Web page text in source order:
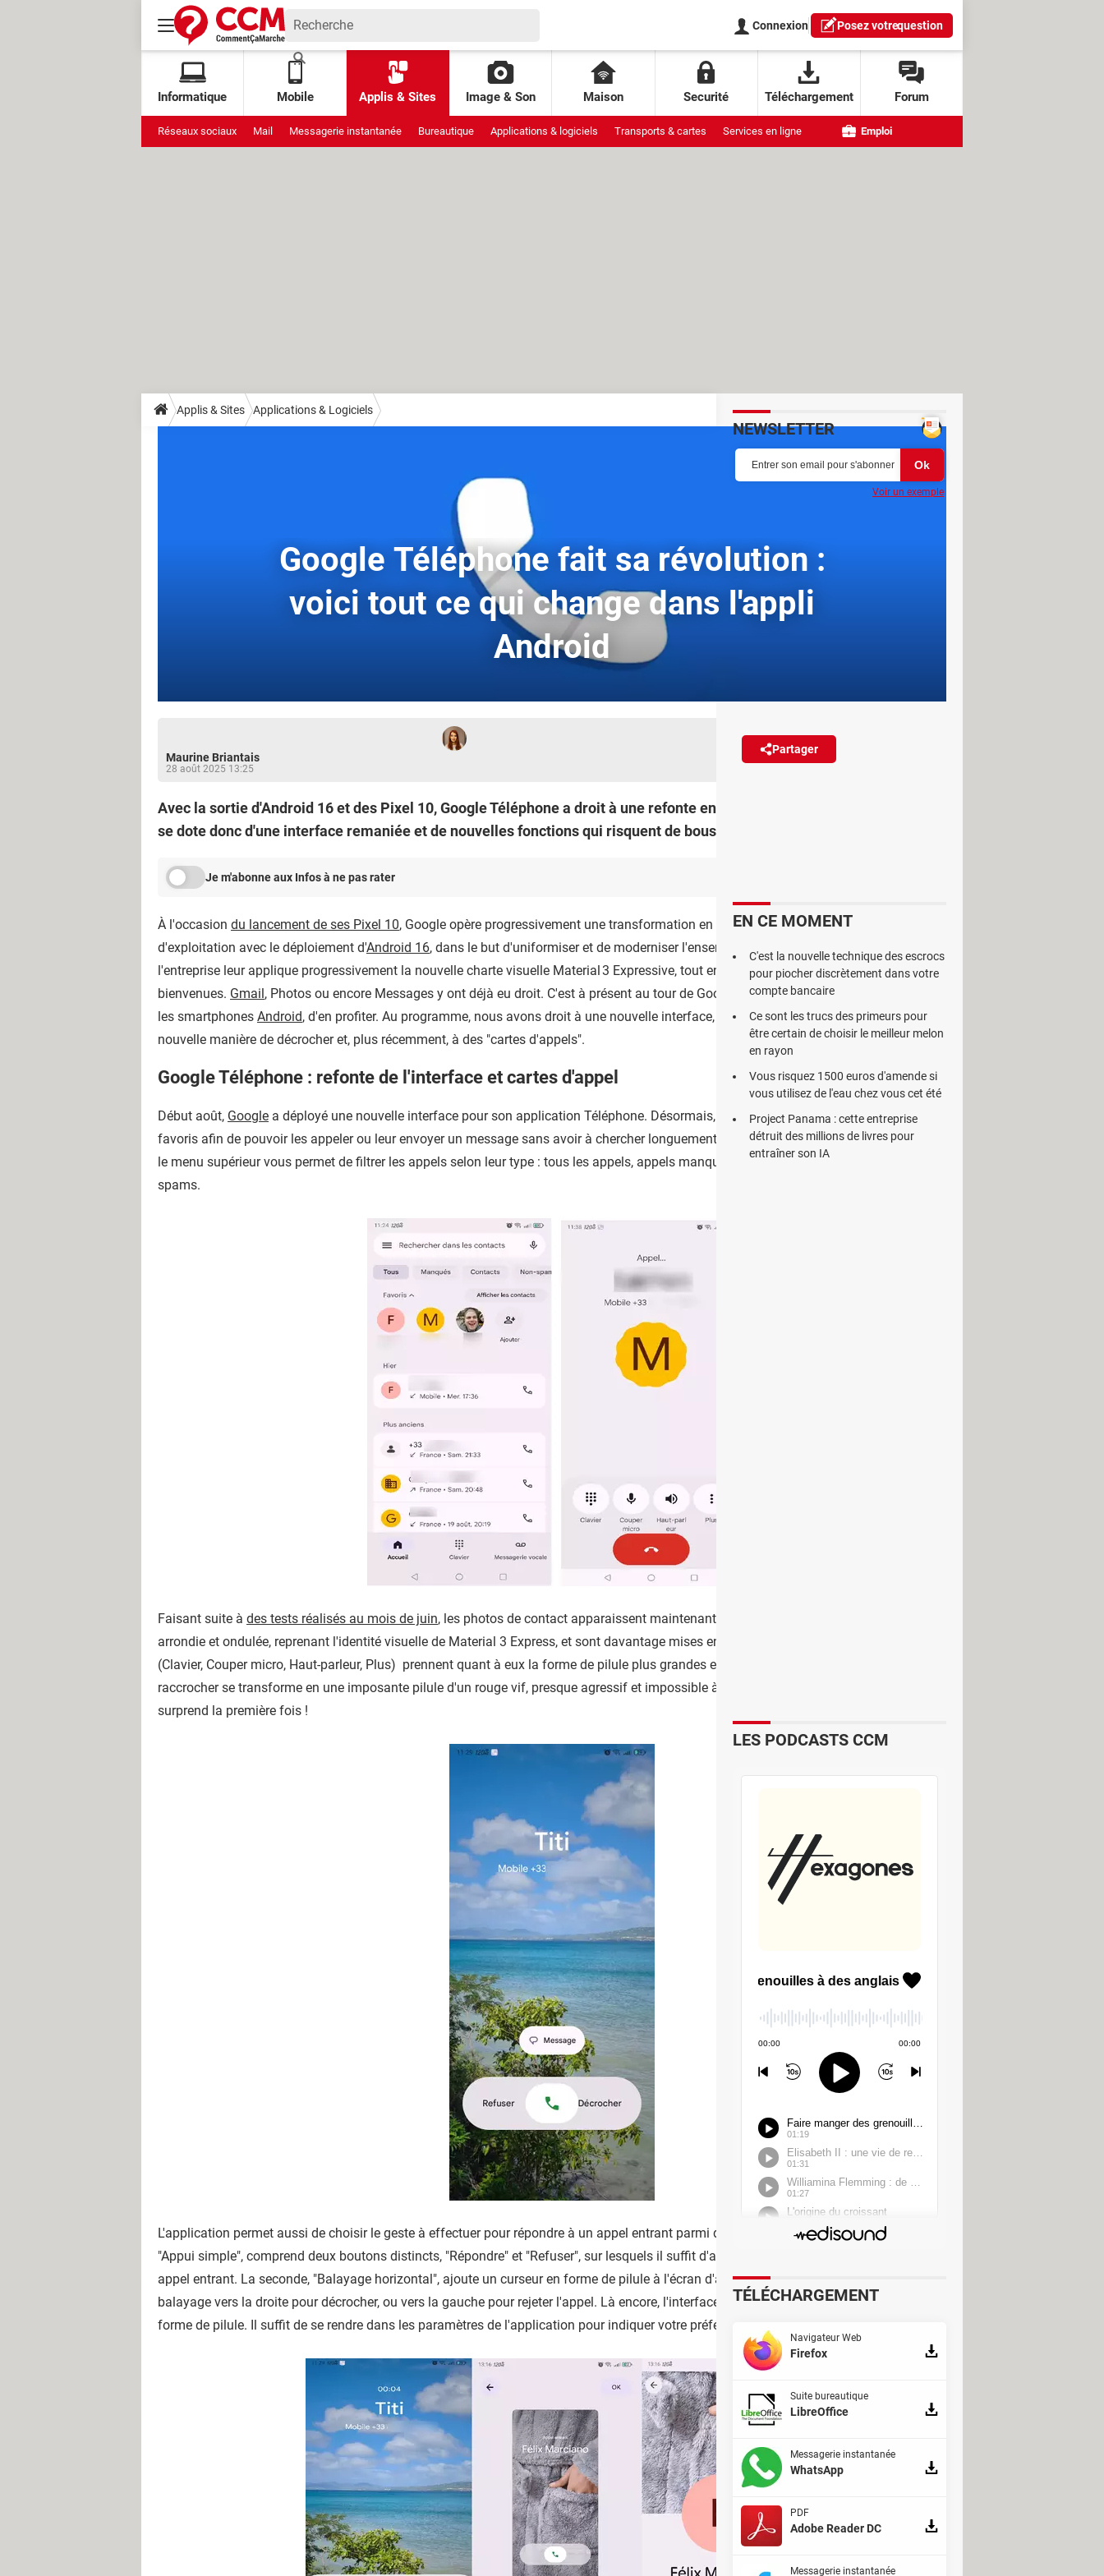
Connexion Posez votrequestion
Informatique Mobile Applis & Sites Image & Son Maison Securité Téléchargement Forum
Réseaux sociaux Mail Messagerie instantanée Bureautique Applications & logiciels Transports & cartes Services en ligne Emploi
Applis & Sites Applications & Logiciels
Google Téléphone fait sa révolution :
voici tout ce qui change dans l'appli
Android
Maurine Briantais
28 août 2025 13:25
Partager
Avec la sortie d'Android 16 et des Pixel 10, Google Téléphone a droit à une refonte en profondeur. L'application Android
se dote donc d'une interface remaniée et de nouvelles fonctions qui risquent de bousculer les habitudes.
Je m'abonne aux Infos à ne pas rater
À l'occasion du lancement de ses Pixel 10, Google opère progressivement une transformation en profondeur du design de son système
d'exploitation avec le déploiement d'Android 16, dans le but d'uniformiser et de moderniser l'ensemble de ses applications. Pour cela,
l'entreprise leur applique progressivement la nouvelle charte visuelle Material 3 Expressive, tout en ajoutant quelques fonctions
bienvenues. Gmail, Photos ou encore Messages y ont déjà eu droit. C'est à présent au tour de Google Téléphone, installé par défaut sur
les smartphones Android, d'en profiter. Au programme, nous avons droit à une nouvelle interface, à l'ajout de contacts favoris, à une
nouvelle manière de décrocher et, plus récemment, à des "cartes d'appels".
Google Téléphone : refonte de l'interface et cartes d'appel
Début août, Google a déployé une nouvelle interface pour son application Téléphone. Désormais, vous pouvez ajouter des contacts en
favoris afin de pouvoir les appeler ou leur envoyer un message sans avoir à chercher longuement dans votre carnet d'adresses. De plus,
le menu supérieur vous permet de filtrer les appels selon leur type : tous les appels, appels manqués, contacts seulement, spams et non-
spams.
Faisant suite à des tests réalisés au mois de juin, les photos de contact apparaissent maintenant lors des appels dans une forme
arrondie et ondulée, reprenant l'identité visuelle de Material 3 Express, et sont davantage mises en avant. Depuis peu, les boutons
(Clavier, Couper micro, Haut-parleur, Plus) prennent quant à eux la forme de pilule plus grandes et arrondies, tandis que le bouton pour
raccrocher se transforme en une imposante pilule d'un rouge vif, presque agressif et impossible à manquer. Autant dire que cet affichage
surprend la première fois !
L'application permet aussi de choisir le geste à effectuer pour répondre à un appel entrant parmi deux possibilités. La première, baptisée
"Appui simple", comprend deux boutons distincts, "Répondre" et "Refuser", sur lesquels il suffit d'appuyer pour recevoir ou raccrocher un
appel entrant. La seconde, "Balayage horizontal", ajoute un curseur en forme de pilule à l'écran d'appel entrant. Il suffit de faire un
balayage vers la droite pour décrocher, ou vers la gauche pour rejeter l'appel. Là encore, l'interface est épurée, avec des éléments en
forme de pilule. Il suffit de se rendre dans les paramètres de l'application pour indiquer votre préférence.
NEWSLETTER
Voir un exemple
EN CE MOMENT
C'est la nouvelle technique des escrocs
pour piocher discrètement dans votre
compte bancaire
Ce sont les trucs des primeurs pour
être certain de choisir le meilleur melon
en rayon
Vous risquez 1500 euros d'amende si
vous utilisez de l'eau chez vous cet été
Project Panama : cette entreprise
détruit des millions de livres pour
entraîner son IA
LES PODCASTS CCM
TÉLÉCHARGEMENT
Navigateur Web
Firefox
Suite bureautique
LibreOffice
Messagerie instantanée
WhatsApp
PDF
Adobe Reader DC
Messagerie instantanée